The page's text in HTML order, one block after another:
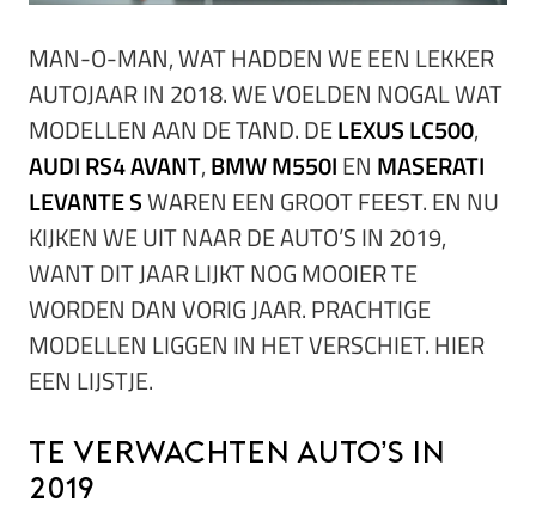
MAN-O-MAN, WAT HADDEN WE EEN LEKKER
AUTOJAAR IN 2018. WE VOELDEN NOGAL WAT
MODELLEN AAN DE TAND. DELEXUS LC500,
AUDI RS4 AVANT,BMW M550IEN MASERATI
LEVANTE SWAREN EEN GROOT FEEST. EN NU
KIJKEN WE UIT NAAR DE AUTO’S IN 2019,
WANT DIT JAAR LIJKT NOG MOOIER TE
WORDEN DAN VORIG JAAR. PRACHTIGE
MODELLEN LIGGEN IN HET VERSCHIET. HIER
EEN LIJSTJE.
Te verwachten auto’s in
2019